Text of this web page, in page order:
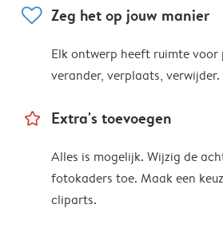
heart Zeg het op jouw manier
Elk ontwerp heeft ruimte voor
verander, verplaats, verwijder.
star_outline Extra's toevoegen
Alles is mogelijk. Wijzig de
fotokaders toe. Maak een
cliparts.